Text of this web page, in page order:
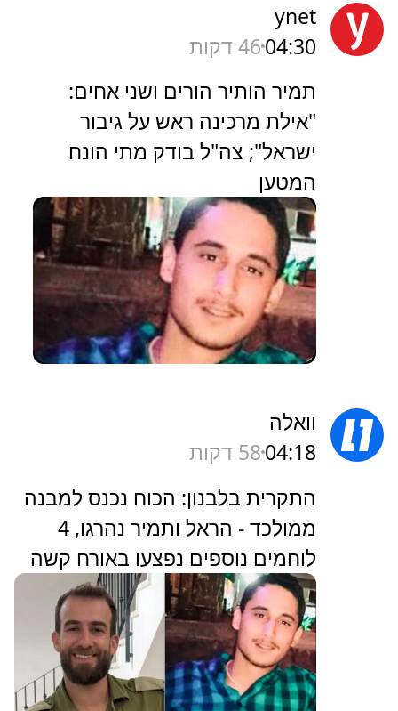
ynet
04:3046 דקות
תמיר הותיר הורים ושני אחים:
"אילת מרכינה ראש על גיבור
ישראל"; צה"ל בודק מתי הונח
המטען
וואלה
04:1858 דקות
התקרית בלבנון: הכוח נכנס למבנה
ממולכד - הראל ותמיר נהרגו, 4
לוחמים נוספים נפצעו באורח קשה